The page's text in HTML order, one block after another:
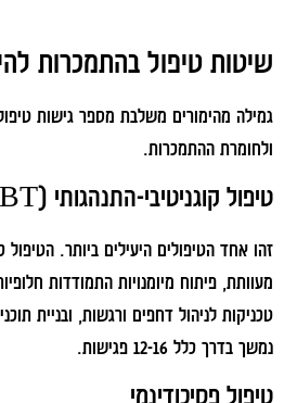
שיטות טיפול בהתמכרות
גמילה מהימורים משלבת מספר גישות
ולחומרת ההתמכרות.
טיפול קוגניטיבי-התנהגותי (CBT)
זהו אחד הטיפולים היעילים ביותר. הטיפול
מעוותת, פיתוח מיומנויות התמודדות
טכניקות לניהול דחפים ורגשות, ובניית
נמשך בדרך כלל 12-16 פגישות.
טיפול פסיכודינמי